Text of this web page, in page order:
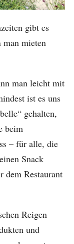
gibt es
man mieten
man leicht mit
ist es uns
gehalten,
beim
– für alle, die
Snack
dem Restaurant
Reigen
und